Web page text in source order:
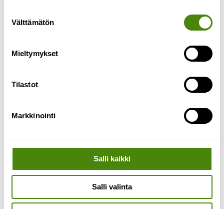
valinta
Välttämätön
Mieltymykset
Tilastot
Markkinointi
Salli kaikki
Salli valinta
ajan. Meille tulleiden jäteastiatilausten määrä on
Lue lisää »